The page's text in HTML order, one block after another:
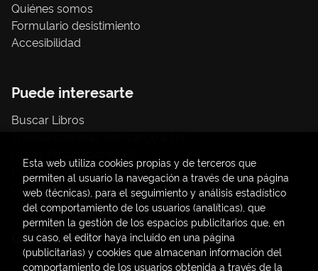
Quiénes somos
Formulario desistimiento
Accesibilidad
Puede interesarte
Buscar Libros
Papelería / material oficina
Consumo Sostenible
Contacto
C/ Amadeo de Saboya, 4
Esta web utiliza cookies propias y de terceros que
permiten al usuario la navegación a través de una página
web (técnicas), para el seguimiento y análisis estadístico
del comportamiento de los usuarios (analíticas), que
permiten la gestión de los espacios publicitarios que, en
su caso, el editor haya incluido en una página
(publicitarias) y cookies que almacenan información del
comportamiento de los usuarios obtenida a través de la